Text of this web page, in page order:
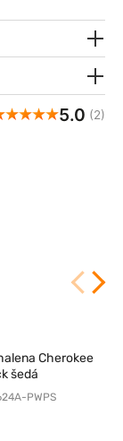
spandexu
a technologie
služební cesty -
5.0 (2)
Cherokee
šedá
PWPS